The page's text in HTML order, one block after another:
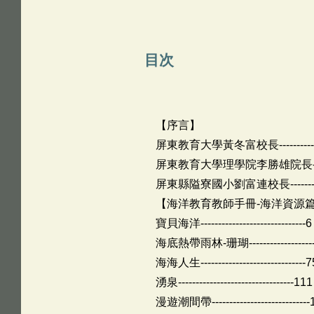
目次
【序言】
屏東教育大學黃冬富校長
屏東教育大學理學院李勝雄院長
屏東縣隘寮國小劉富連校長
【海洋教育教師手冊-海洋資源篇
寶貝海洋------------------------------6
海底熱帶雨林-珊瑚
海海人生------------------------------
湧泉---------------------------------111
漫遊潮間帶----------------------------